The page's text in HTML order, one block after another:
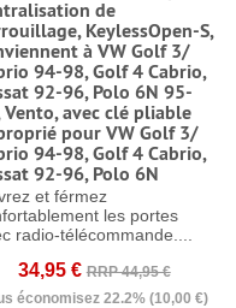
de
KeylessOpen-S,
à VW Golf 3/
94-98, Golf 4 Cabrio,
92-96, Polo 6N 95-
Vento, avec clé pliable
pour VW Golf 3/
94-98, Golf 4 Cabrio,
92-96, Polo 6N
et férmez
les portes
radio-télécommande....
34,95 € RRP 44,95 €
économisez 22.2% (10,00 €)